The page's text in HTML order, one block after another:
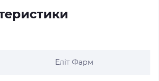
Еліт Фарм